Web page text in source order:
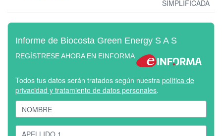
SIMPLIFICADA
Informe de Biocosta Green Energy S A S
REGÍSTRESE AHORA EN EINFORMA
Todos tus datos serán tratados según nuestra política de
privacidad y tratamiento de datos personales.